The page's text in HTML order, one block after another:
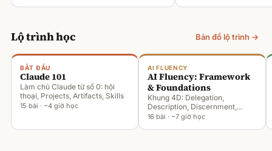
Lộ trình học Bản đồ lộ trình →
BẮT ĐẦU
Claude 101
Làm chủ Claude từ số 0: hội
thoại, Projects, Artifacts, Skills
15 bài · ~4 giờ học
AI FLUENCY
AI Fluency: Framework
& Foundations
Khung 4D: Delegation,
Description, Discernment,
Diligence
16 bài · ~7 giờ học